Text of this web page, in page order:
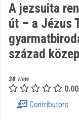
Contributors
Appearance:light
A jezsuita
út – a Jézus
század
38 view
0.00
Contributors